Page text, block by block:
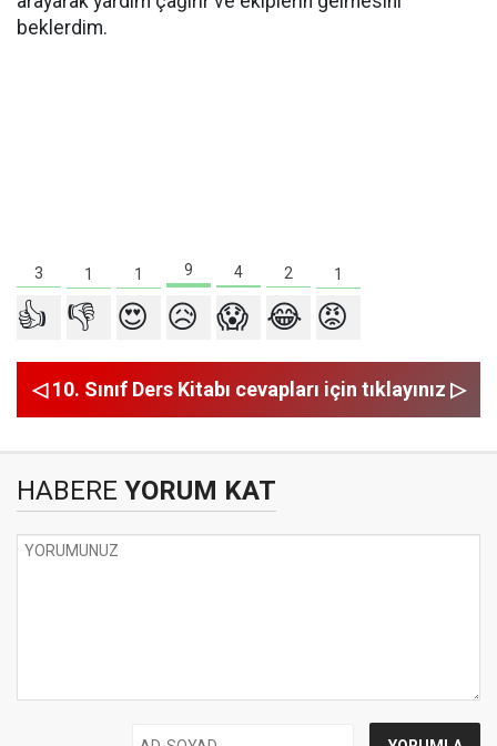
beklerdim.
3 1 1 9 4 2 1
👍 👎 😍 😥 😱 😂 😡
◁ 10. Sınıf Ders Kitabı cevapları için tıklayınız ▷
HABERE YORUM KAT